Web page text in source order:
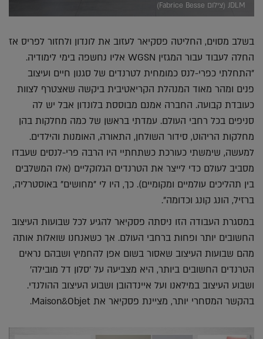
JDLM (צילום Fabrice Besse)
בשלב מסוים, החליטה פסקיאר לעזוב את לונדון ולחזור לפריס אז
החלה לעבוד עבור המגזין WGSN אליו נחשפה בימי לימודיה.
"התחלתי כפרי-לנס כמומחית לטרנדים של סגנון חיים ועיצוב
פנים ומהר מאוד המנהלת הקריאטיבית ביקשה שאצטרף לצוות
כעובדת קבועה. החברה אמנם מבוססת בלונדון אבל יש לה
סניפים בכל רחבי העולם. עמדתי בראשן של כמה מחלקות בהן
מחלקות הריהוט, סידור השולחן, התאורה, האומנות והילדים.
למעשה, שימשתי כעורכת כשתחתיי היו הרבה פרי-לנסים שעבדו
מסביב לעולם כדי לייצר את הטרנדים הגלוקליים (אלו המשלבים
בין תהליכים עולמיים ומקומיים). כך, היו לי "מחושים" באוסטרליה,
ברזיל, הונג קונג וכדומה".
במסגרת העבודה הזו ניסתה פסקיאר להגיע לכל שבועות העיצוב
החשובים יותר ופחות ברחבי העולם. אך כשאנחנו שואלות אותה
מהם שבועות העיצוב שאסור בשום אפן להחמיץ ושבהם נראים
הטרנדים החשובים ביותר, היא מצביעה על 'סלון דל מובילה'
ושבוע העיצוב במילאנו ועל איינדהובן ושבוע העיצוב ההולנדי.
בהקשר המסחרי יותר, מציינת פסקיאר את Maison&Objet.